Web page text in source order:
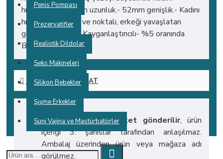
Penis Pompası
Prezervatifler
Realistik Dildolar
Seks Makineleri
Silikon Bebekler
Şişme Erkekler
Suni Vajina ve Mastürbatörler
hızlandırır.- 180mm uzunluk.- 52mm genişlik.- Kadını
hızlandıran tırtıklı ve noktalı, erkeği yavaşlatan
geciktirici kremli.- Kayganlaştırıcılı- %5 oranında
Benzocaine içerir.
KARGO VE TESLIMAT
Tüm ürünlergizli paket gönderilir, ürün
içeriği 3. şahıslar tarafından anlaşılmaz.
Ambalaj üzerinden ürün veya mağaza adı
görülmez.